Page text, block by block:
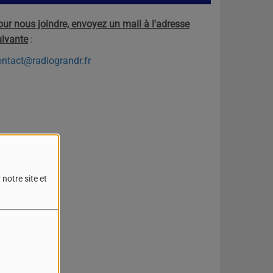
site et
nous joindre, envoyez un mail à l'adresse
: